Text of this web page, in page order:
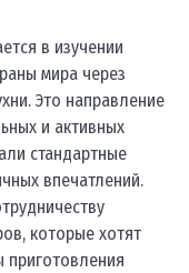
в изучении
мира через
Это направление
и активных
стандартные
впечатлений.
которые хотят
приготовления